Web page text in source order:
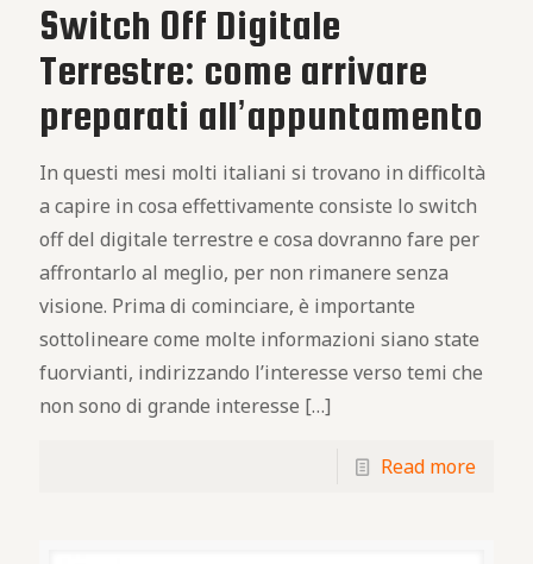
Switch Off Digitale
Terrestre: come arrivare
preparati all’appuntamento
In questi mesi molti italiani si trovano in difficoltà
a capire in cosa effettivamente consiste lo switch
off del digitale terrestre e cosa dovranno fare per
affrontarlo al meglio, per non rimanere senza
visione. Prima di cominciare, è importante
sottolineare come molte informazioni siano state
fuorvianti, indirizzando l’interesse verso temi che
non sono di grande interesse […]
Read more